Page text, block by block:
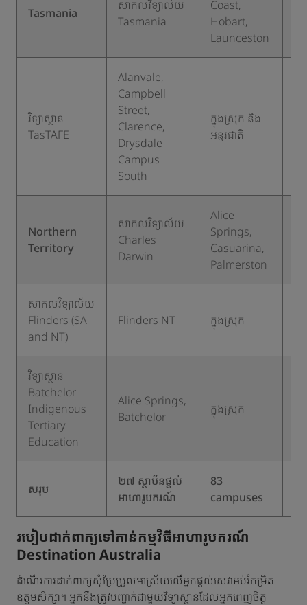
Tasmania
សាកលវិទ្យាល័យ
Tasmania
Coast,
Hobart,
Launceston
វិទ្យាស្ថាន
TasTAFE
Alanvale,
Campbell
Street,
Clarence,
Drysdale
Campus
South
ក្នុងស្រុក និង
អន្តរជាតិ
Northern
Territory
សាកលវិទ្យាល័យ
Charles
Darwin
Alice
Springs,
Casuarina,
Palmerston
សាកលវិទ្យាល័យ
Flinders (SA
and NT)
Flinders NT ក្នុងស្រុក
វិទ្យាស្ថាន
Batchelor
Indigenous
Tertiary
Education
Alice Springs,
Batchelor
ក្នុងស្រុក
សរុប
២៧ ស្ថាប័នផ្តល់
អាហារូបករណ៍
83
campuses
របៀបដាក់ពាក្យទៅកាន់កម្មវិធីអាហារូបករណ៍
Destination Australia
ដំណើរការដាក់ពាក្យសុំប្រែប្រួលអាស្រ័យលើអ្នកផ្តល់សេវាអប់រំកម្រិត
ឧត្តមសិក្សា។ អ្នកនឹងត្រូវបញ្ជាក់ជាមួយវិទ្យាស្ថានដែលអ្នកពេញចិត្ត